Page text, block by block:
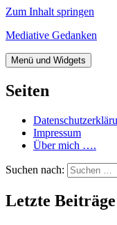
Zum Inhalt springen
Mediative Gedanken
Menü und Widgets
Seiten
Impressum
Über mich ….
Suchen nach:
Letzte Beiträge